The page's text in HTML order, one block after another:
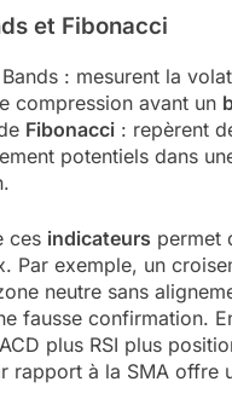
et Fibonacci
: mesurent la
compression avant un
Fibonacci : repèrent
potentiels dans
ces indicateurs permet
Par exemple, un
neutre sans
fausse confirmation.
plus RSI plus
rapport à la SMA offre